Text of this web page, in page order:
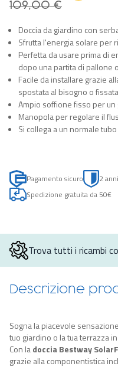
109,00 €
Doccia da giardino con
Sfrutta l'energia solare per
Perfetta da usare prima di
dopo una partita di pallone
Facile da installare grazie
spostata al bisogno o
Ampio soffione fisso per
Manopola per regolare il
Si collega a un normale
Pagamento sicuro
2
Spedizione gratuita da 50€
Trova tutti i ricambi
Descrizione
Sogna la piacevole
tuo giardino o la tua terrazza
Con ladoccia Bestway
grazie alla componentistica